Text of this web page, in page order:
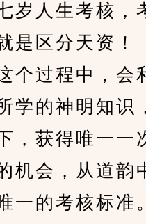
人生考核，
是区分天资！
过程中，会
学的神明知识
，获得唯一一
机会，从道韵
一的考核标准。